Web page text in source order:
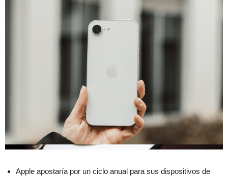
Apple apostaría por un ciclo anual para sus dispositivos de